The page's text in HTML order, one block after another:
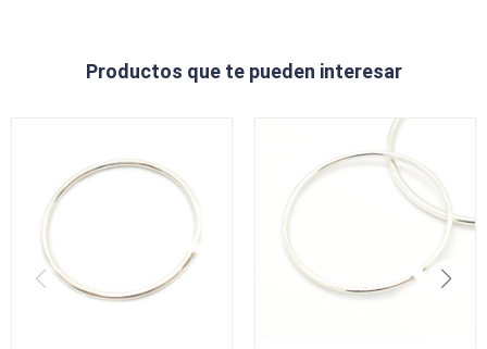
Productos que te pueden interesar